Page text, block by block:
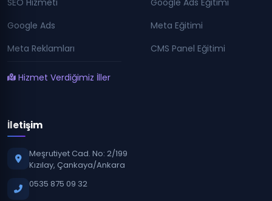
Google Ads
Meta Reklamları
Hizmet Verdiğimiz İller
Meta Eğitimi
CMS Panel Eğitimi
İletişim
Meşrutiyet Cad. No: 2/199
Kızılay, Çankaya/Ankara
0535 875 09 32